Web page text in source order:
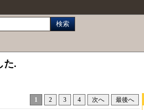
検索
た.
1 2 3 4 次へ 最後へ